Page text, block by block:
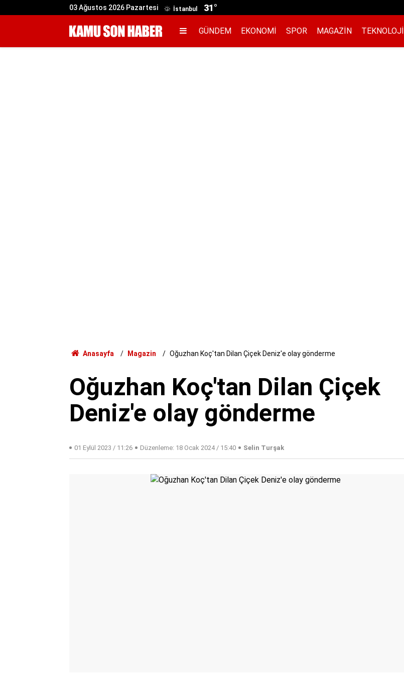
03 Ağustos 2026 Pazartesi İstanbul 31°
GÜNDEM EKONOMI SPOR MAGAZIN TEKNOLOJI
Anasayfa Magazin Oğuzhan Koç'tan Dilan Çiçek Deniz'e olay gönderme
Oğuzhan Koç'tan Dilan Çiçek
Deniz'e olay gönderme
01 Eylül 2023 / 11:26 Düzenleme: 18 Ocak 2024 / 15:40 Selin Turşak